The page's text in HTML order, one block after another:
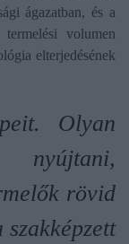
ágazatban, és a
volumen
elterjedésének
Olyan
nyújtani,
rövid